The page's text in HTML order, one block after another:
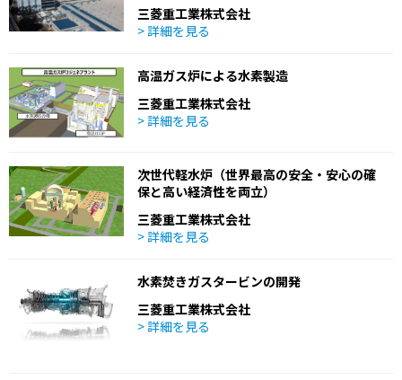
三菱重工業株式会社
> 詳細を見る
高温ガス炉による水素製造
三菱重工業株式会社
> 詳細を見る
次世代軽水炉（世界最高の安全・安心の確
保と高い経済性を両立）
三菱重工業株式会社
> 詳細を見る
水素焚きガスタービンの開発
三菱重工業株式会社
> 詳細を見る